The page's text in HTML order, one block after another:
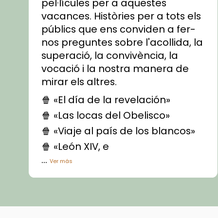
pel·lícules per a aquestes
vacances. Històries per a tots els
públics que ens conviden a fer-
nos preguntes sobre l'acollida, la
superació, la convivència, la
vocació i la nostra manera de
mirar els altres.
🍿 «El día de la revelación»
🍿 «Las locas del Obelisco»
🍿 «Viaje al país de los blancos»
🍿 «León XIV, e
...Ver más
Vídeo